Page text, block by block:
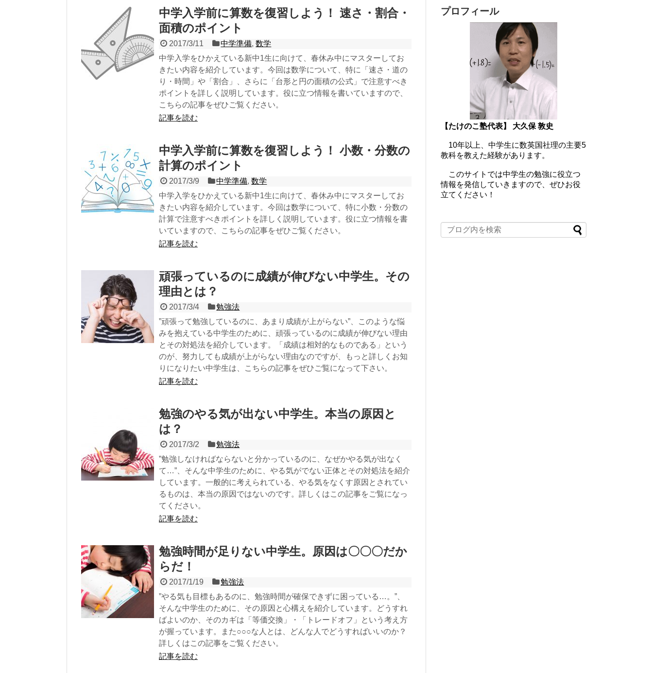
中学入学前に算数を復習しよう！ 速さ・割合・
面積のポイント
2017/3/11 中学準備,数学
中学入学をひかえている新中1生に向けて、春休み中にマスターしてお
きたい内容を紹介しています。今回は数学について、特に「速さ・道の
り・時間」や「割合」、さらに「台形と円の面積の公式」で注意すべき
ポイントを詳しく説明しています。役に立つ情報を書いていますので、
こちらの記事をぜひご覧ください。
記事を読む
中学入学前に算数を復習しよう！ 小数・分数の
計算のポイント
2017/3/9 中学準備,数学
中学入学をひかえている新中1生に向けて、春休み中にマスターしてお
きたい内容を紹介しています。今回は数学について、特に小数・分数の
計算で注意すべきポイントを詳しく説明しています。役に立つ情報を書
いていますので、こちらの記事をぜひご覧ください。
記事を読む
頑張っているのに成績が伸びない中学生。その
理由とは？
2017/3/4
勉強法
”頑張って勉強しているのに、あまり成績が上がらない”、このような悩
みを抱えている中学生のために、頑張っているのに成績が伸びない理由
とその対処法を紹介しています。「成績は相対的なものである」という
のが、努力しても成績が上がらない理由なのですが、もっと詳しくお知
りになりたい中学生は、こちらの記事をぜひご覧になって下さい。
記事を読む
勉強のやる気が出ない中学生。本当の原因と
は？
2017/3/2
勉強法
”勉強しなければならないと分かっているのに、なぜかやる気が出なく
て…”、そんな中学生のために、やる気がでない正体とその対処法を紹介
しています。一般的に考えられている、やる気をなくす原因とされてい
るものは、本当の原因ではないのです。詳しくはこの記事をご覧になっ
てください。
記事を読む
勉強時間が足りない中学生。原因は〇〇〇だか
らだ！
2017/1/19
勉強法
”やる気も目標もあるのに、勉強時間が確保できずに困っている…。”、
そんな中学生のために、その原因と心構えを紹介しています。どうすれ
ばよいのか、そのカギは「等価交換」・「トレードオフ」という考え方
が握っています。また○○○な人とは、どんな人でどうすればいいのか？
詳しくはこの記事をご覧ください。
記事を読む
プロフィール
【たけのこ塾代表】 大久保 敦史
10年以上、中学生に数英国社理の主要5
教科を教えた経験があります。
このサイトでは中学生の勉強に役立つ
情報を発信していきますので、ぜひお役
立てください！